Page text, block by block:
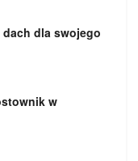
dla swojego
w